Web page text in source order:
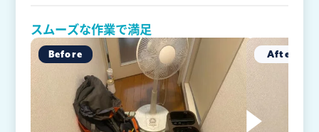
スムーズな作業で満足